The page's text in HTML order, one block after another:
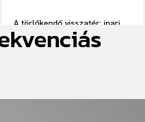
A törlőkendő visszatér: ipari
törlőkendők teljes körű
szolgáltatással